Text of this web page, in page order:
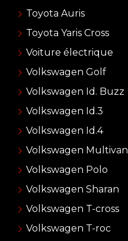
Toyota Auris
Toyota Yaris Cross
Voiture électrique
Volkswagen Golf
Volkswagen Id. Buzz
Volkswagen Id.3
Volkswagen Id.4
Volkswagen Multivan
Volkswagen Polo
Volkswagen Sharan
Volkswagen T-cross
Volkswagen T-roc